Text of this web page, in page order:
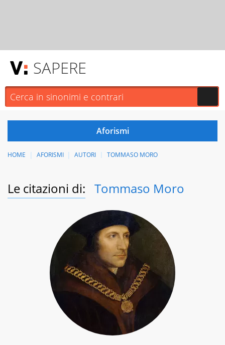
SAPERE
HOME AFORISMI AUTORI TOMMASO MORO
Le citazioni di: Tommaso Moro